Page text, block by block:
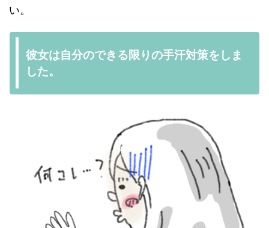
い。
彼女は自分のできる限りの手汗対策をしま
した。